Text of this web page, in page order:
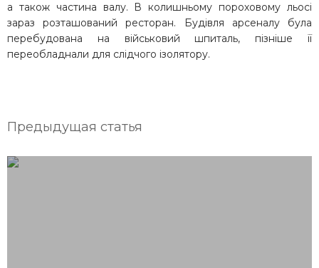
а також частина валу. В колишньому пороховому льосі
зараз розташований ресторан. Будівля арсеналу була
перебудована на військовий шпиталь, пізніше її
переобладнали для слідчого ізолятору.
Предыдущая статья